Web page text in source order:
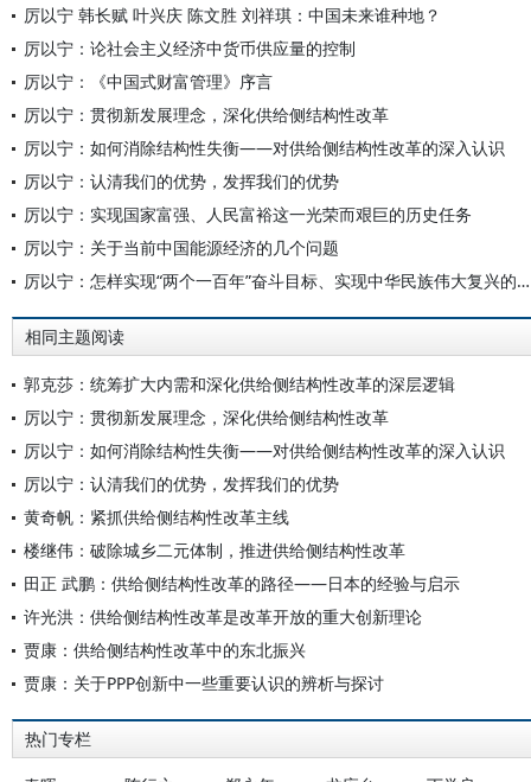
厉以宁 韩长赋 叶兴庆 陈文胜 刘祥琪：中国未来谁种地？
厉以宁：论社会主义经济中货币供应量的控制
厉以宁：《中国式财富管理》序言
厉以宁：贯彻新发展理念，深化供给侧结构性改革
厉以宁：如何消除结构性失衡——对供给侧结构性改革的深入认识
厉以宁：认清我们的优势，发挥我们的优势
厉以宁：实现国家富强、人民富裕这一光荣而艰巨的历史任务
厉以宁：关于当前中国能源经济的几个问题
厉以宁：怎样实现“两个一百年”奋斗目标、实现中华民族伟大复兴的中国梦？
相同主题阅读
郭克莎：统筹扩大内需和深化供给侧结构性改革的深层逻辑
厉以宁：贯彻新发展理念，深化供给侧结构性改革
厉以宁：如何消除结构性失衡——对供给侧结构性改革的深入认识
厉以宁：认清我们的优势，发挥我们的优势
黄奇帆：紧抓供给侧结构性改革主线
楼继伟：破除城乡二元体制，推进供给侧结构性改革
田正 武鹏：供给侧结构性改革的路径——日本的经验与启示
许光洪：供给侧结构性改革是改革开放的重大创新理论
贾康：供给侧结构性改革中的东北振兴
贾康：关于PPP创新中一些重要认识的辨析与探讨
热门专栏